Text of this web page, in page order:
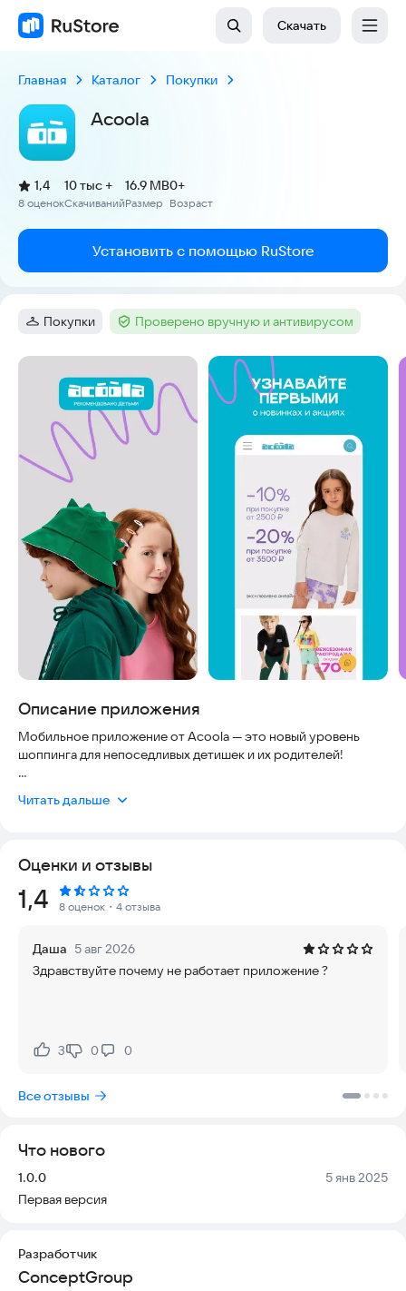
Скачать
Главная Каталог Покупки
Acoola
Рейтинг:
1,4
(
8 оценок
)
Скачиваний
10 тыс +
Размер
16.9 MB
Возраст
0+
Установить с помощью RuStore
Категория:
Покупки Тег :Проверено вручную и антивирусом
Скриншоты
Описание приложения
Мобильное приложение от Acoola — это новый уровень
шоппинга для непоседливых детишек и их родителей!
закрепился за брендом Acoola. Это яркая и модная одежда
не только экспериментируют с последними тенденциями
моды, но и предлагают лаконичную основу, которая
помогает создавать стильные образы для любых ситуаций:
для прогулок, активного отдыха, учёбы и праздников.
Приложение создано с учетом современных требований к
безопасности и удобству. Вы можете быть уверены в защите
регулярными обновлениями, чтобы вы всегда видели свежие
коллекции и актуальные цены.
Скачивайте новое приложение и получайте яркие
Попробуйте установить приложение прямо сейчас и
Читать дальше
Оценки и отзывы
Рейтинг:
1,4 8 оценок ・4 отзыва
Даша 5 авг 2026
Здравствуйте почему не работает приложение ?
Нравится:
3Не нравится:
0 0
Все отзывы
Что нового
Версия:
1.0.0 Дата:
5 янв 2025
Первая версия
Разработчик
ConceptGroup